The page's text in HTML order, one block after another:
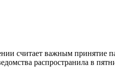
считает важным принятие
распространила в